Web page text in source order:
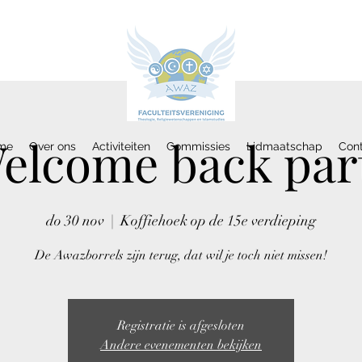
back
do 30 nov
  |
Koffiehoek op de 15e verdieping
De Awazborrels zijn terug, dat wil je toch niet missen!
Registratie is afgesloten
Andere evenementen bekijken
Over ons Activiteiten Commissies Lidmaatschap